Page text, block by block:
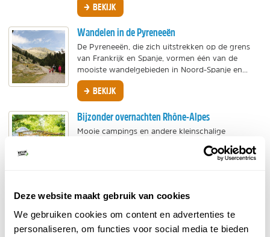
Deze website maakt gebruik van cookies
We gebruiken cookies om content en advertenties te
personaliseren, om functies voor social media te bieden
BEKIJK
Wandelen in de Pyreneeën
De Pyreneeën, die zich uitstrekken op de grens
van Frankrijk en Spanje, vormen één van de
mooiste wandelgebieden in Noord-Spanje en...
BEKIJK
Bijzonder overnachten Rhône-Alpes
Mooie campings en andere kleinschalige
Glampings, boomhutten, kampeerplekken aan een
Wandelen op Corsica
Corsica is een van de mooiste eilanden in Europa